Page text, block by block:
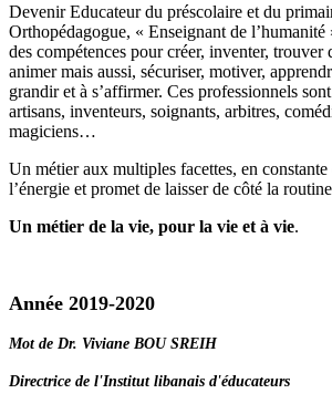
Devenir Educateur du préscolaire et du
Orthopédagogue, « Enseignant de
des compétences pour créer, inventer, trouver
animer mais aussi, sécuriser, motiver,
grandir et à s’affirmer. Ces professionnels
artisans, inventeurs, soignants, arbitres,
magiciens…
Un métier aux multiples facettes, en
l’énergie et promet de laisser de côté la
Un métier de la vie, pour la vie et à vie.
Année 2019-2020
Mot de Dr. Viviane BOU SREIH
Directrice de l'Institut libanais d'éducateurs